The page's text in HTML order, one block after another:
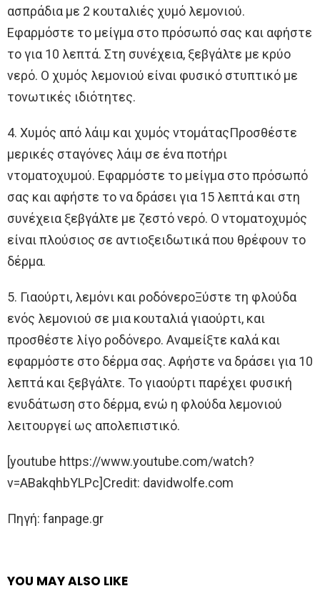
ασπράδια με 2 κουταλιές χυμό λεμονιού.
Εφαρμόστε το μείγμα στο πρόσωπό σας και αφήστε
το για 10 λεπτά. Στη συνέχεια, ξεβγάλτε με κρύο
νερό. Ο χυμός λεμονιού είναι φυσικό στυπτικό με
τονωτικές ιδιότητες.
4. Χυμός από λάιμ και χυμός ντομάταςΠροσθέστε
μερικές σταγόνες λάιμ σε ένα ποτήρι
ντοματοχυμού. Εφαρμόστε το μείγμα στο πρόσωπό
σας και αφήστε το να δράσει για 15 λεπτά και στη
συνέχεια ξεβγάλτε με ζεστό νερό. Ο ντοματοχυμός
είναι πλούσιος σε αντιοξειδωτικά που θρέφουν το
δέρμα.
5. Γιαούρτι, λεμόνι και ροδόνεροΞύστε τη φλούδα
ενός λεμονιού σε μια κουταλιά γιαούρτι, και
προσθέστε λίγο ροδόνερο. Αναμείξτε καλά και
εφαρμόστε στο δέρμα σας. Αφήστε να δράσει για 10
λεπτά και ξεβγάλτε. Το γιαούρτι παρέχει φυσική
ενυδάτωση στο δέρμα, ενώ η φλούδα λεμονιού
λειτουργεί ως απολεπιστικό.
[youtube https://www.youtube.com/watch?
v=ABakqhbYLPc]Credit: davidwolfe.com
Πηγή: fanpage.gr
YOU MAY ALSO LIKE